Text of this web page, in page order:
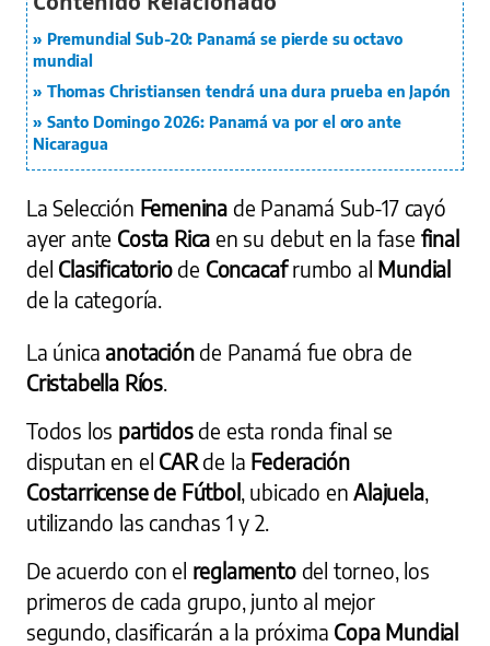
Premundial Sub-20: Panamá se pierde su octavo
mundial
Thomas Christiansen tendrá una dura prueba en Japón
Santo Domingo 2026: Panamá va por el oro ante
Nicaragua
La Selección Femenina de Panamá Sub-17 cayó
ayer ante Costa Rica en su debut en la fase final
del Clasificatorio de Concacafrumbo al Mundial
de la categoría.
La única anotación de Panamá fue obra de
Cristabella Ríos.
Todos los partidos de esta ronda final se
disputan en el CARde la Federación
Costarricense de Fútbol, ubicado en Alajuela,
utilizando las canchas 1 y 2.
De acuerdo con el reglamento del torneo, los
primeros de cada grupo, junto al mejor
segundo, clasificarán a la próxima Copa Mundial